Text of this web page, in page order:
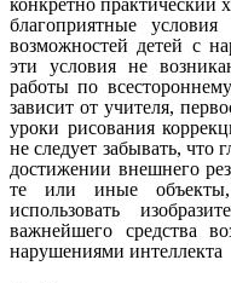
конкретно практический
благоприятные
возможностей детей с
эти условия не
работы по
зависит от учителя,
уроки рисования
не следует забывать, что
достижении внешнего
те или иные
использовать
важнейшего средства
нарушениями интеллекта